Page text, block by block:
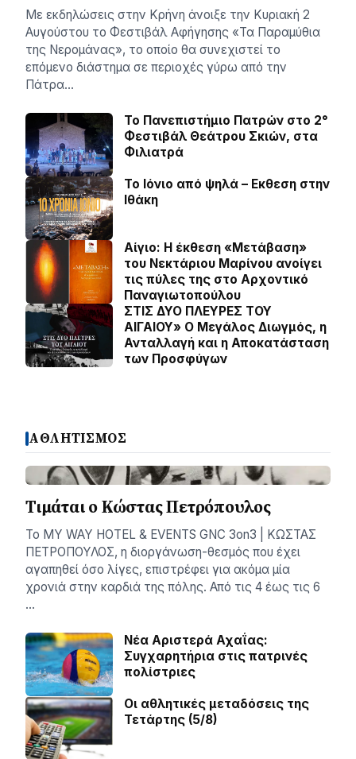
Με εκδηλώσεις στην Κρήνη άνοιξε την Κυριακή 2
Αυγούστου το Φεστιβάλ Αφήγησης «Τα Παραμύθια
της Νερομάνας», το οποίο θα συνεχιστεί το
επόμενο διάστημα σε περιοχές γύρω από την
Πάτρα…
Το Πανεπιστήμιο Πατρών στο 2°
Φεστιβάλ Θεάτρου Σκιών, στα
Φιλιατρά
Το Ιόνιο από ψηλά – Eκθεση στην
Ιθάκη
Αίγιο: Η έκθεση «Μετάβαση»
του Νεκτάριου Μαρίνου ανοίγει
τις πύλες της στο Αρχοντικό
Παναγιωτοπούλου
ΣΤΙΣ ΔΥΟ ΠΛΕΥΡΕΣ ΤΟΥ
ΑΙΓΑΙΟΥ» Ο Μεγάλος Διωγμός, η
Ανταλλαγή και η Αποκατάσταση
των Προσφύγων
ΑΘΛΗΤΙΣΜΟΣ
Τιμάται ο Κώστας Πετρόπουλος
Το MY WAY HOTEL & EVENTS GNC 3on3 | ΚΩΣΤΑΣ
ΠΕΤΡΟΠΟΥΛΟΣ, η διοργάνωση-θεσμός που έχει
αγαπηθεί όσο λίγες, επιστρέφει για ακόμα μία
χρονιά στην καρδιά της πόλης. Από τις 4 έως τις 6
…
Νέα Αριστερά Αχαΐας:
Συγχαρητήρια στις πατρινές
πολίστριες
Οι αθλητικές μεταδόσεις της
Τετάρτης (5/8)